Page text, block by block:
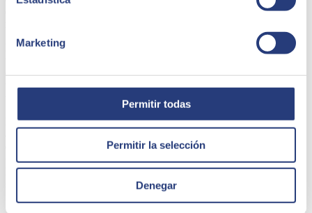
Marketing
Permitir todas
Permitir la selección
Denegar
a los usuarios
DELFOS by SEIDOR se integra con tus otros sistemas y analiza
dispongas, para que puedas aprovechar al máximo el potencial de
tus datos, extrayendo información de este como si de una persona se
Esta herramienta ofrece automatización de tareas,análisis de datos
configurable y extensiblesegún las necesidades del negocio
Compatible con multitud de sistemascomoSAP ySalesforce,
DELFOS permite consultas en lenguaje natural, enfocándose en la
seguridad y privacidad de los datos. Sus características incluyen: